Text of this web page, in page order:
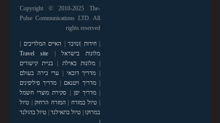
Copyright © 2010-2025 The-
Pulse Communications LTD. All
rights reserved
|חידות זנזיבר האיים המלדיבים
מלונות בישראל
Travel site
|מלונות באילת
בניית קישורים
מדריך דובאי
ערי בירה בעולם
|מדריך ויטנאם
מדריך פיליפינים
|מדריך יפן
סקירת מוצרי חשמל
טיול במזרח המזרח הרחוק| טיול
במרוקו| טיול בתאילנד| טיול בהולנד